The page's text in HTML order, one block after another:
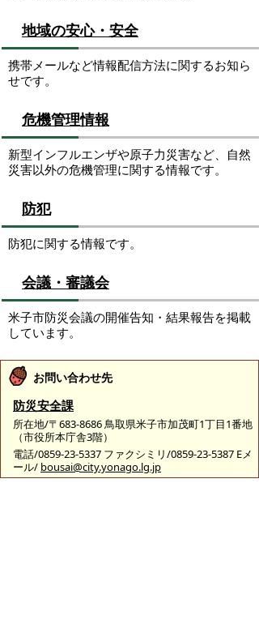
地域の安心・安全
携帯メールなど情報配信方法に関するお知ら
せです。
危機管理情報
新型インフルエンザや原子力災害など、自然
災害以外の危機管理に関する情報です。
防犯
防犯に関する情報です。
会議・審議会
米子市防災会議の開催告知・結果報告を掲載
しています。
お問い合わせ先
防災安全課
所在地/〒683-8686 鳥取県米子市加茂町1丁目1番地
（市役所本庁舎3階）
電話/0859-23-5337 ファクシミリ/0859-23-5387 Eメ
ール/ bousai@city.yonago.lg.jp